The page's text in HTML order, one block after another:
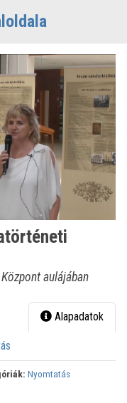
aulájában
Alapadatok
Nyomtatás